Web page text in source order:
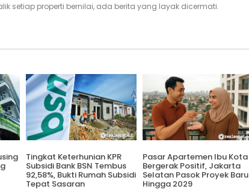
setiap properti bernilai, ada berita yang layak dicermati.
Tingkat Keterhunian KPR
Subsidi Bank BSN Tembus
92,58%, Bukti Rumah Subsidi
Tepat Sasaran
Pasar Apartemen Ibu Kota
Bergerak Positif, Jakarta
Selatan Pasok Proyek Baru
Hingga 2029